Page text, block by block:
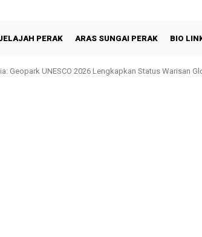
PERAK ARAS SUNGAI PERAK BIO
Geopark UNESCO 2026 Lengkapkan Status Warisan